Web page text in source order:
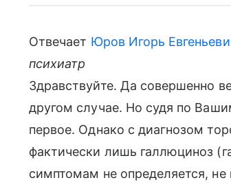
Отвечает Юров Игорь
психиатр
Здравствуйте. Да совершенно
другом случае. Но судя по
первое. Однако с диагнозом
фактически лишь галлюциноз
симптомам не определяется,